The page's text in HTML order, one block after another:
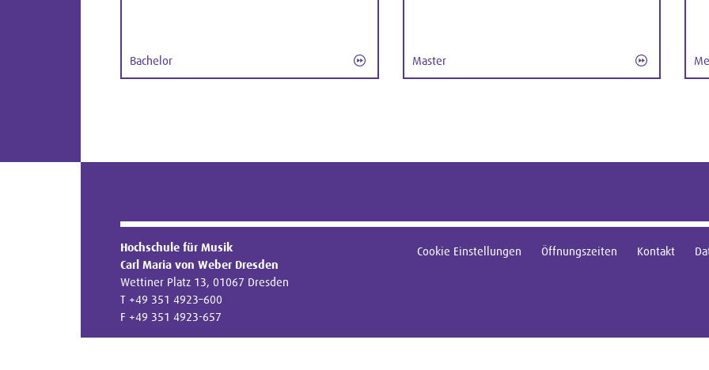
Bachelor Master
Cookie Einstellungen Öffnungszeiten Kontakt
Hochschule für Musik
Carl Maria von Weber Dresden
Wettiner Platz 13, 01067 Dresden
T +49 351 4923–600
F +49 351 4923-657